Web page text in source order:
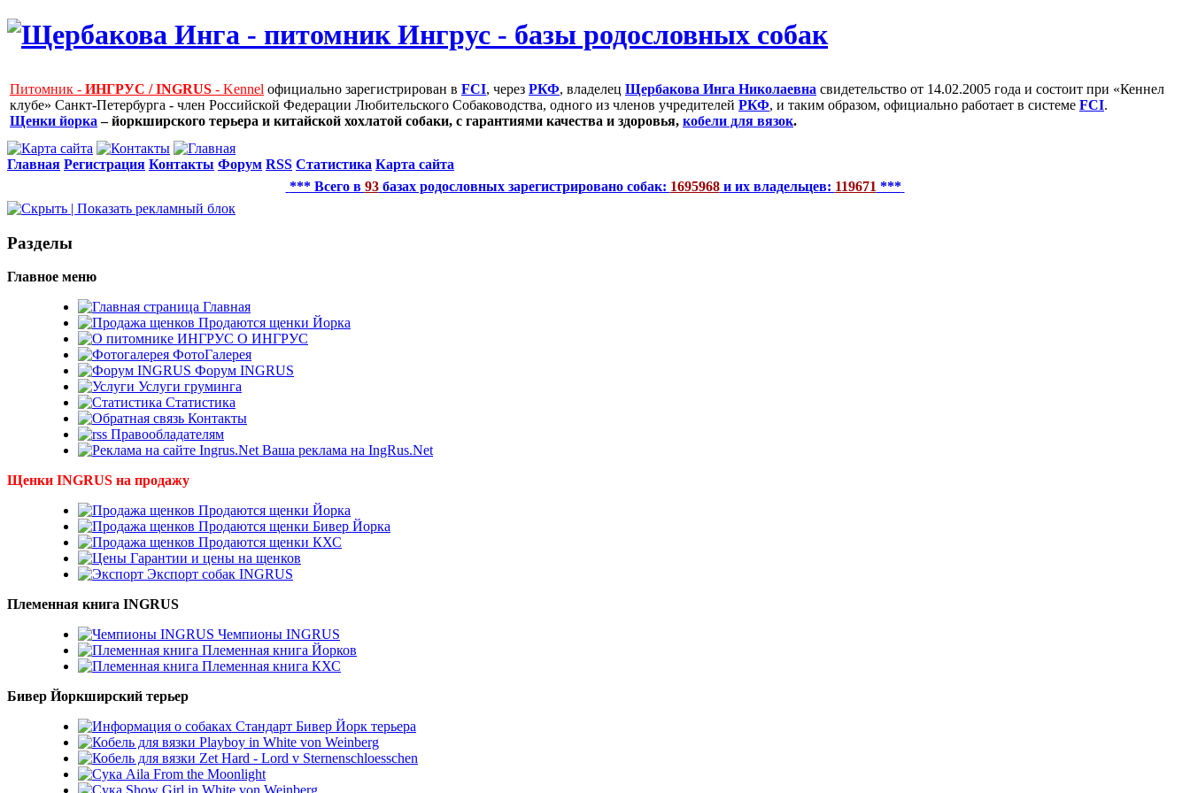
Питомник - ИНГРУС / INGRUS - Kennel официально зарегистрирован в FCI, через РКФ, владелец Щербакова Инга Николаевна свидетельство от 14.02.2005 года и состоит при «Кеннел
клубе» Санкт-Петербурга - член Российской Федерации Любительского Собаководства, одного из членов учредителей РКФ, и таким образом, официально работает в системе FCI.
Щенки йорка – йоркширского терьера и китайской хохлатой собаки, с гарантиями качества и здоровья, кобели для вязок.
Главная Регистрация Контакты Форум RSS Статистика Карта сайта
*** Всего в 93базах родословных зарегистрировано собак: 1695968и их владельцев: 119671 ***
Рaзделы
Главное меню
Главная
Продаются щенки Йорка
О ИНГРУС
ФотоГалерея
Форум INGRUS
Услуги груминга
Статистика
Контакты
Правообладателям
Ваша реклама на IngRus.Net
Щенки INGRUS на продажу
Продаются щенки Йорка
Продаются щенки Бивер Йорка
Продаются щенки КХС
Гарантии и цены на щенков
Экспорт собак INGRUS
Племенная книга INGRUS
Чемпионы INGRUS
Племенная книга Йорков
Племенная книга КХС
Бивер Йоркширский терьер
Стандарт Бивер Йорк терьера
Playboy in White von Weinberg
Zet Hard - Lord v Sternenschloesschen
Aila From the Moonlight